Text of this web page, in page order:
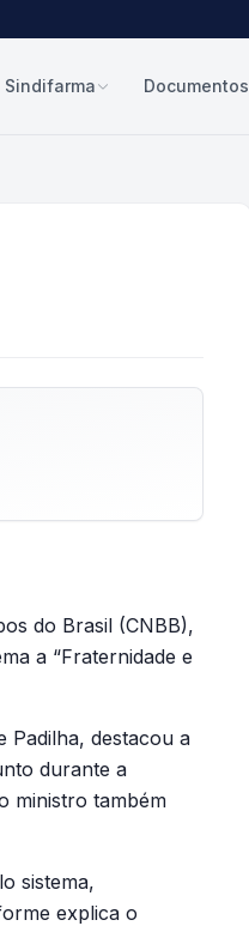
Sindifarma Documentos
do Brasil (CNBB),
a “Fraternidade e
Padilha, destacou a
durante a
ministro também
sistema,
explica o